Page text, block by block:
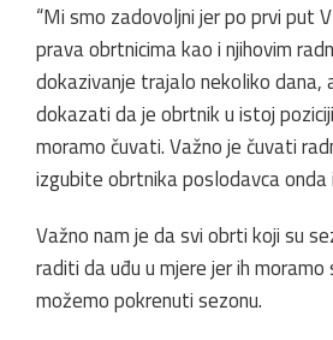
“Mi smo zadovoljni jer po prvi put
prava obrtnicima kao i njihovim
dokazivanje trajalo nekoliko dana,
dokazati da je obrtnik u istoj
moramo čuvati. Važno je čuvati
izgubite obrtnika poslodavca onda
Važno nam je da svi obrti koji su
raditi da uđu u mjere jer ih moramo
možemo pokrenuti sezonu.